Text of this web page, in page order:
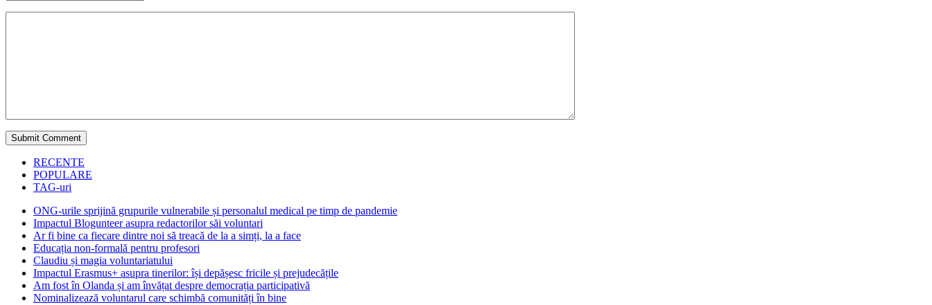
RECENTE
POPULARE
TAG-uri
ONG-urile sprijină grupurile vulnerabile și personalul medical pe timp de pandemie
Impactul Blogunteer asupra redactorilor săi voluntari
Ar fi bine ca fiecare dintre noi să treacă de la a simți, la a face
Educația non-formală pentru profesori
Claudiu și magia voluntariatului
Impactul Erasmus+ asupra tinerilor: își depășesc fricile și prejudecățile
Am fost în Olanda și am învățat despre democrația participativă
Nominalizează voluntarul care schimbă comunități în bine